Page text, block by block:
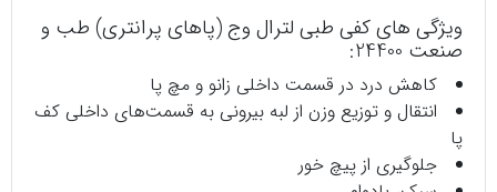
ویژگی های کفی طبی لترال وج (پاهای پرانتری) طب و
صنعت 24400:
کاهش درد در قسمت داخلی زانو و مچ پا
انتقال و توزیع وزن از لبه بیرونی به قسمت‌های داخلی کف
پا
جلوگیری از پیچ خور